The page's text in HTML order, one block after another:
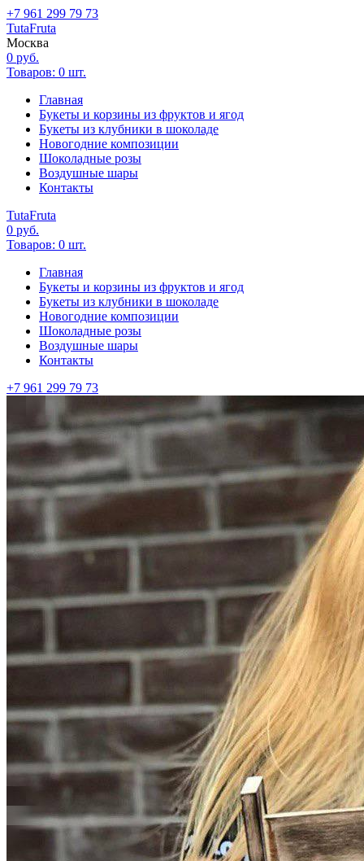
+7 961 299 79 73
TutaFruta
Москва
0 руб.
Товаров: 0 шт.
Главная
Букеты и корзины из фруктов и ягод
Букеты из клубники в шоколаде
Новогодние композиции
Шоколадные розы
Воздушные шары
Контакты
TutaFruta
0 руб.
Товаров: 0 шт.
Главная
Букеты и корзины из фруктов и ягод
Букеты из клубники в шоколаде
Новогодние композиции
Шоколадные розы
Воздушные шары
Контакты
+7 961 299 79 73